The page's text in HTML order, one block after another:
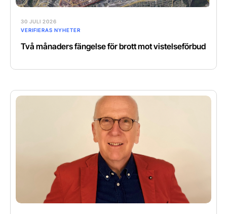
30 JULI 2026
VERIFIERAS NYHETER
Två månaders fängelse för brott mot vistelseförbud